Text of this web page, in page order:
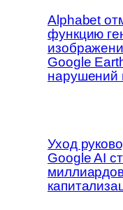
Alphabet
функцию
Google
нарушений
Уход
Google AI